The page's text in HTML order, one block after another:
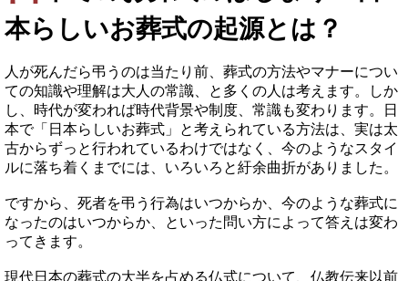
本らしいお葬式の起源とは？
人が死んだら弔うのは当たり前、葬式の方法やマナーについ
ての知識や理解は大人の常識、と多くの人は考えます。しか
し、時代が変われば時代背景や制度、常識も変わります。日
本で「日本らしいお葬式」と考えられている方法は、実は太
古からずっと行われているわけではなく、今のようなスタイ
ルに落ち着くまでには、いろいろと紆余曲折がありました。
ですから、死者を弔う行為はいつからか、今のような葬式に
なったのはいつからか、といった問い方によって答えは変わ
ってきます。
現代日本の葬式の大半を占める仏式について、仏教伝来以前